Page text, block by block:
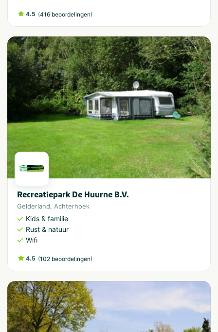
4.5 (416 beoordelingen)
Recreatiepark De Huurne B.V.
Gelderland, Achterhoek
Kids & familie
Rust & natuur
Wifi
4.5 (102 beoordelingen)